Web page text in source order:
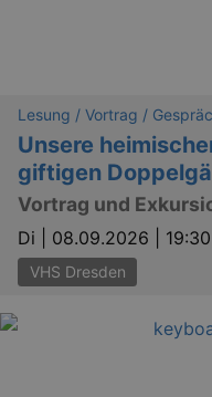
Lesung / Vortrag /
Unsere
giftigen
Vortrag und
Di | 08.09.2026 | 19:30
VHS Dresden